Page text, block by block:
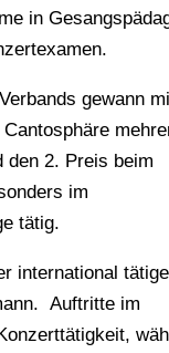
in
gewann
den 2. Preis beim
im
tätig.
international
Auftritte im